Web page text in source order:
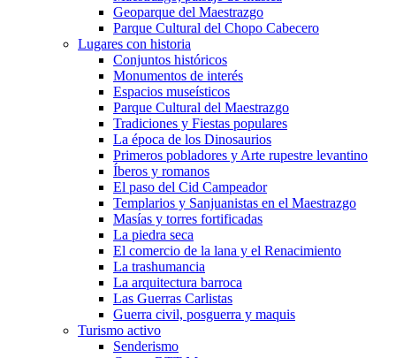
Geoparque del Maestrazgo
Parque Cultural del Chopo Cabecero
Lugares con historia
Conjuntos históricos
Monumentos de interés
Espacios museísticos
Parque Cultural del Maestrazgo
Tradiciones y Fiestas populares
La época de los Dinosaurios
Primeros pobladores y Arte rupestre levantino
Íberos y romanos
El paso del Cid Campeador
Templarios y Sanjuanistas en el Maestrazgo
Masías y torres fortificadas
La piedra seca
El comercio de la lana y el Renacimiento
La trashumancia
La arquitectura barroca
Las Guerras Carlistas
Guerra civil, posguerra y maquis
Turismo activo
Senderismo